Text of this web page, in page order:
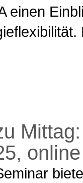
einen
online